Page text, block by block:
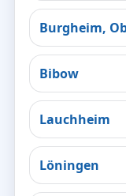
Burgheim,
Bibow
Lauchheim
Löningen